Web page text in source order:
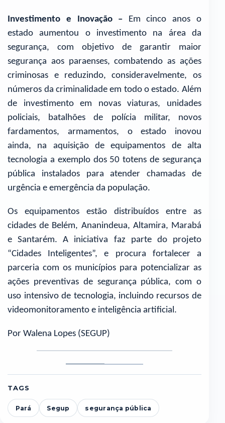
Investimento e Inovação – Em cinco anos o
estado aumentou o investimento na área da
segurança, com objetivo de garantir maior
segurança aos paraenses, combatendo as ações
criminosas e reduzindo, consideravelmente, os
números da criminalidade em todo o estado. Além
de investimento em novas viaturas, unidades
policiais, batalhões de polícia militar, novos
fardamentos, armamentos, o estado inovou
ainda, na aquisição de equipamentos de alta
tecnologia a exemplo dos 50 totens de segurança
pública instalados para atender chamadas de
urgência e emergência da população.
Os equipamentos estão distribuídos entre as
cidades de Belém, Ananindeua, Altamira, Marabá
e Santarém. A iniciativa faz parte do projeto
“Cidades Inteligentes”, e procura fortalecer a
parceria com os municípios para potencializar as
ações preventivas de segurança pública, com o
uso intensivo de tecnologia, incluindo recursos de
videomonitoramento e inteligência artificial.
Por Walena Lopes (SEGUP)
1
2
TAGS
Pará Segup segurança pública